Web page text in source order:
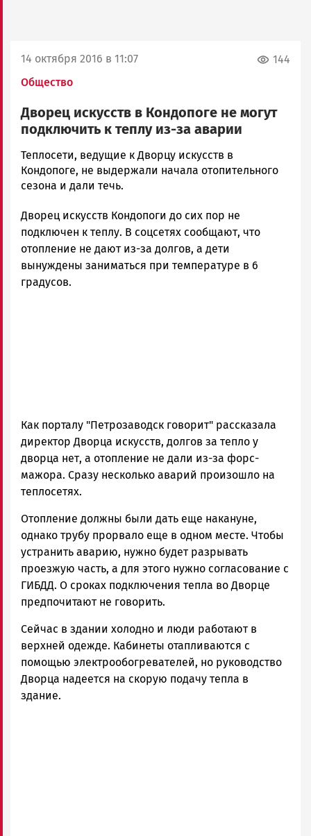
14 октября 2016 в 11:07
Общество
144
Дворец искусств в Кондопоге не могут
подключить к теплу из-за аварии
Корректор
Новости
Петрозаводска
Карелии
|
Петрозаводск
ГОВОРИТ
Теплосети, ведущие к Дворцу искусств в
Кондопоге, не выдержали начала отопительного
сезона и дали течь.
Дворец искусств Кондопоги до сих пор не
подключен к теплу. В соцсетях сообщают, что
отопление не дают из-за долгов, а дети
вынуждены заниматься при температуре в 6
градусов.
Как порталу "Петрозаводск говорит" рассказала
директор Дворца искусств, долгов за тепло у
дворца нет, а отопление не дали из-за форс-
мажора. Сразу несколько аварий произошло на
теплосетях.
Отопление должны были дать еще накануне,
однако трубу прорвало еще в одном месте. Чтобы
устранить аварию, нужно будет разрывать
проезжую часть, а для этого нужно согласование с
ГИБДД. О сроках подключения тепла во Дворце
предпочитают не говорить.
Сейчас в здании холодно и люди работают в
верхней одежде. Кабинеты отапливаются с
помощью электрообогревателей, но руководство
Дворца надеется на скорую подачу тепла в
здание.